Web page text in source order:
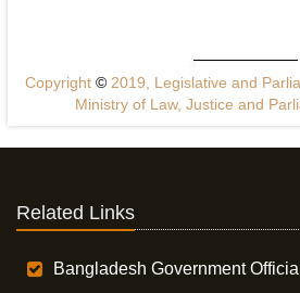
Copyright ©2019, Legislative and
Ministry of Law, Justice and
Related Links
Bangladesh Government